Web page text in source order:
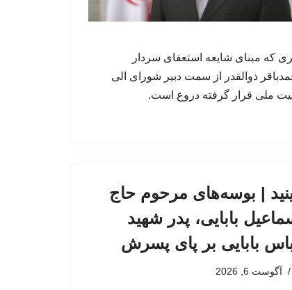
که مبنای شایعه استعفای سردار
ذوالقدر از سمت دبیر شورای الی
ملی قرار گرفته دروغ است.
| بوسه‌های مرحوم حاج
بابایی، پدر شهید
بابایی بر پای پسرش
آگوست 6, 2026